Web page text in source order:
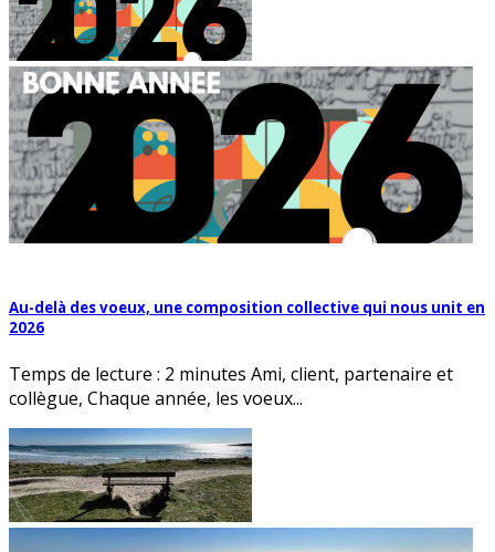
Au-delà des voeux, une composition collective qui nous unit en
2026
Temps de lecture : 2 minutes Ami, client, partenaire et
collègue, Chaque année, les voeux...